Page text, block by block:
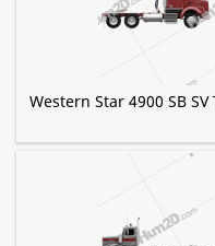
Western Star 4900 SB